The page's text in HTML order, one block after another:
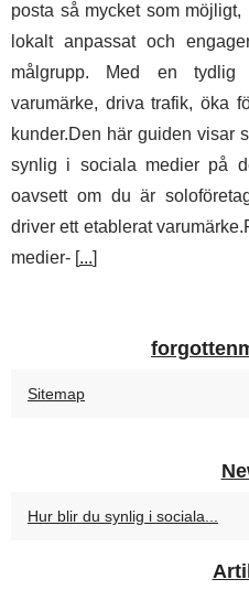
posta så mycket som
lokalt anpassat och
målgrupp. Med en
varumärke, driva trafik, öka
kunder.Den här guiden visar
synlig i sociala medier på
oavsett om du är
driver ett etablerat
medier- [...]
Sitemap
Hur blir du synlig i sociala...